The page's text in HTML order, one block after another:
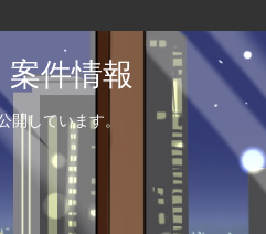
件情報
しています。